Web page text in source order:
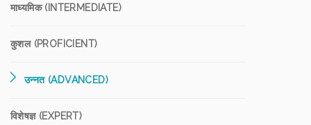
माध्यमिक (INTERMEDIATE)
कुशल (PROFICIENT)
उन्नत (ADVANCED)
विशेषज्ञ (EXPERT)